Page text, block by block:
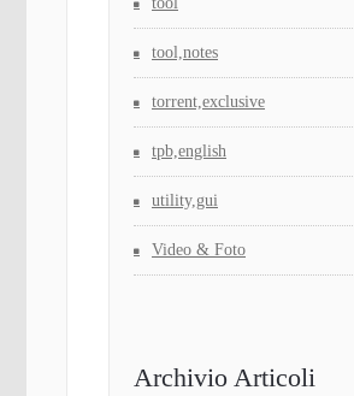
tool,notes
torrent,exclusive
tpb,english
utility,gui
Video & Foto
Archivio Articoli